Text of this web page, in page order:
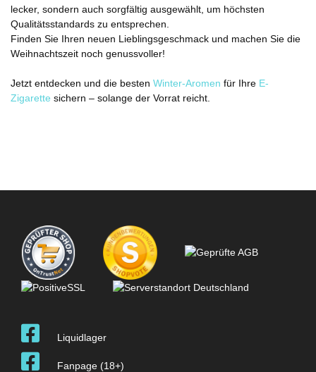
lecker, sondern auch sorgfältig ausgewählt, um höchsten
Qualitätsstandards zu entsprechen.
Finden Sie Ihren neuen Lieblingsgeschmack und machen Sie die
Weihnachtszeit noch genussvoller!
Jetzt entdecken und die besten Winter-Aromen für Ihre E-
Zigarette sichern – solange der Vorrat reicht.
Liquidlager
Fanpage (18+)